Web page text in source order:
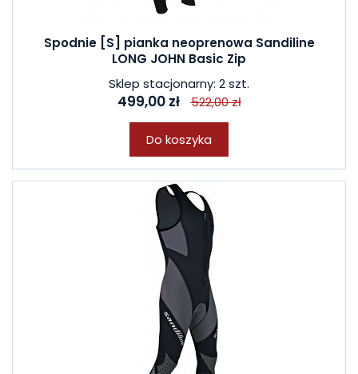
Spodnie [S] pianka neoprenowa Sandiline
LONG JOHN Basic Zip
Sklep stacjonarny: 2 szt.
499,00 zł 522,00 zł
Do koszyka